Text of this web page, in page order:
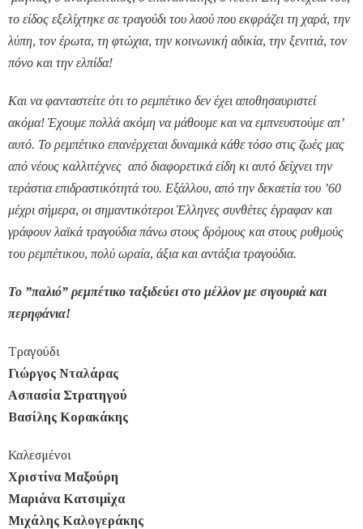
το είδος εξελίχτηκε σε τραγούδι του λαού που εκφράζει τη χαρά, την
λύπη, τον έρωτα, τη φτώχια, την κοινωνική αδικία, την ξενιτιά, τον
πόνο και την ελπίδα!
Και να φανταστείτε ότι το ρεμπέτικο δεν έχει αποθησαυριστεί
ακόμα! Έχουμε πολλά ακόμη να μάθουμε και να εμπνευστούμε απ’
αυτό. Το ρεμπέτικο επανέρχεται δυναμικά κάθε τόσο στις ζωές μας
από νέους καλλιτέχνες από διαφορετικά είδη κι αυτό δείχνει την
τεράστια επιδραστικότητά του. Εξάλλου, από την δεκαετία του ’60
μέχρι σήμερα, οι σημαντικότεροι Έλληνες συνθέτες έγραφαν και
γράφουν λαϊκά τραγούδια πάνω στους δρόμους και στους ρυθμούς
του ρεμπέτικου, πολύ ωραία, άξια και αντάξια τραγούδια.
Το ”παλιό” ρεμπέτικο ταξιδεύει στο μέλλον με σιγουριά και
περηφάνια!
Τραγούδι
Γιώργος Νταλάρας
Ασπασία Στρατηγού
Βασίλης Κορακάκης
Καλεσμένοι
Χριστίνα Μαξούρη
Μαριάνα Κατσιμίχα
Μιχάλης Καλογεράκης